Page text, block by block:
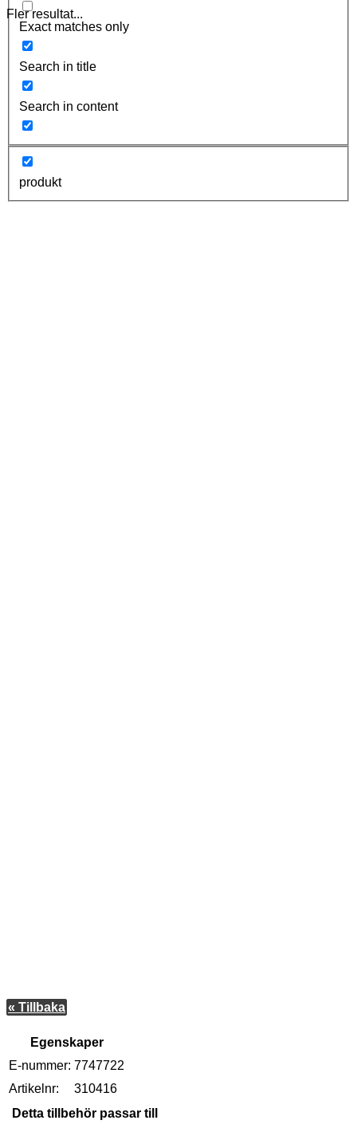
Fler resultat...
Exact matches only
Search in title
Search in content
produkt
« Tillbaka
Egenskaper
E-nummer: 7747722
Artikelnr:
310416
Detta tillbehör passar till